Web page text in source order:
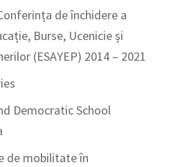
de închidere a
Burse, Ucenicie și
(ESAYEP) 2014 – 2021
Democratic School
de mobilitate în